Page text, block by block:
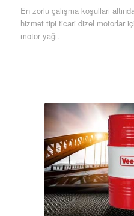
En zorlu çalışma koşulları
hizmet tipi ticari dizel motorlar
motor yağı.